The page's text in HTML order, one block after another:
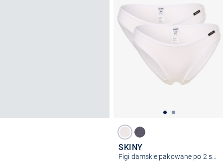
SKINY
Figi damskie pakowane po 2 szt.